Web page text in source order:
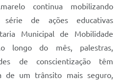
continua mobilizando
série de ações educativas
Municipal de Mobilidade
longo do mês, palestras,
de conscientização têm
de um trânsito mais seguro,